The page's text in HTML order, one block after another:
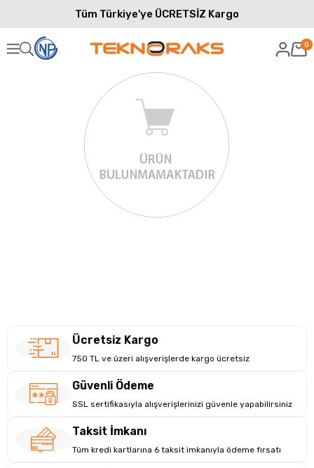
Tüm Türkiye'ye ÜCRETSİZ Kargo
0
Ücretsiz Kargo
750 TL ve üzeri alışverişlerde kargo ücretsiz
Güvenli Ödeme
SSL sertifikasıyla alışverişlerinizi güvenle yapabilirsiniz
Taksit İmkanı
Tüm kredi kartlarına 6 taksit imkanıyla ödeme fırsatı